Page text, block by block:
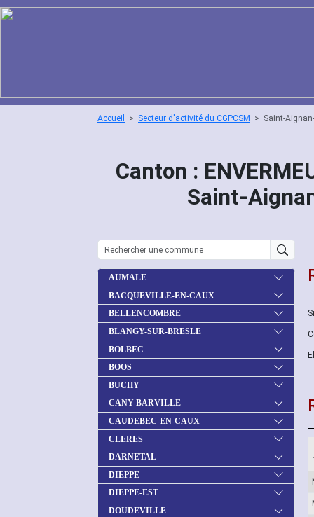
Accueil Secteur d'activité du CGPCSM Saint-
Canton :
Saint-
AUMALE
BACQUEVILLE-EN-CAUX
BELLENCOMBRE
BLANGY-SUR-BRESLE
BOLBEC
BOOS
BUCHY
CANY-BARVILLE
CAUDEBEC-EN-CAUX
CLERES
DARNETAL
DIEPPE
DIEPPE-EST
DOUDEVILLE